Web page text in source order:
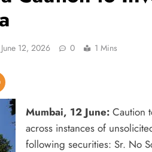
June 12, 2026 0 1 Mins
Mumbai, 12 June: Caution
across instances of
following securities: Sr. No